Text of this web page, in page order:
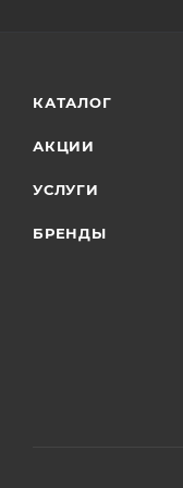
КАТАЛОГ
АКЦИИ
УСЛУГИ
БРЕНДЫ